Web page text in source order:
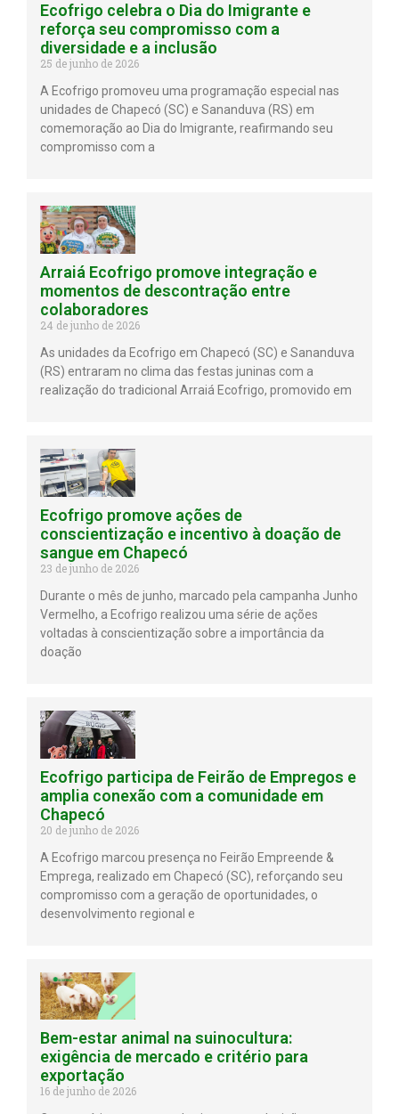
Ecofrigo celebra o Dia do Imigrante e
reforça seu compromisso com a
diversidade e a inclusão
25 de junho de 2026
A Ecofrigo promoveu uma programação especial nas
unidades de Chapecó (SC) e Sananduva (RS) em
comemoração ao Dia do Imigrante, reafirmando seu
compromisso com a
Arraiá Ecofrigo promove integração e
momentos de descontração entre
colaboradores
24 de junho de 2026
As unidades da Ecofrigo em Chapecó (SC) e Sananduva
(RS) entraram no clima das festas juninas com a
realização do tradicional Arraiá Ecofrigo, promovido em
Ecofrigo promove ações de
conscientização e incentivo à doação de
sangue em Chapecó
23 de junho de 2026
Durante o mês de junho, marcado pela campanha Junho
Vermelho, a Ecofrigo realizou uma série de ações
voltadas à conscientização sobre a importância da
doação
Ecofrigo participa de Feirão de Empregos e
amplia conexão com a comunidade em
Chapecó
20 de junho de 2026
A Ecofrigo marcou presença no Feirão Empreende &
Emprega, realizado em Chapecó (SC), reforçando seu
compromisso com a geração de oportunidades, o
desenvolvimento regional e
Bem-estar animal na suinocultura:
exigência de mercado e critério para
exportação
16 de junho de 2026